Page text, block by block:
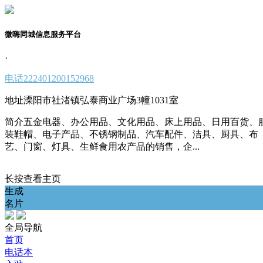
微嗨同城信息服务平台
·
电话222401200152968
地址溧阳市社渚镇弘泰商业广场3幢1031室
简介五金电器、办公用品、文化用品、床上用品、日用百货、
装鞋帽、电子产品、不锈钢制品、汽车配件、洁具、厨具、布
艺、门窗、灯具、生鲜食用农产品的销售，企...
长按查看主页
生成
名片
全局导航
首页
电话本